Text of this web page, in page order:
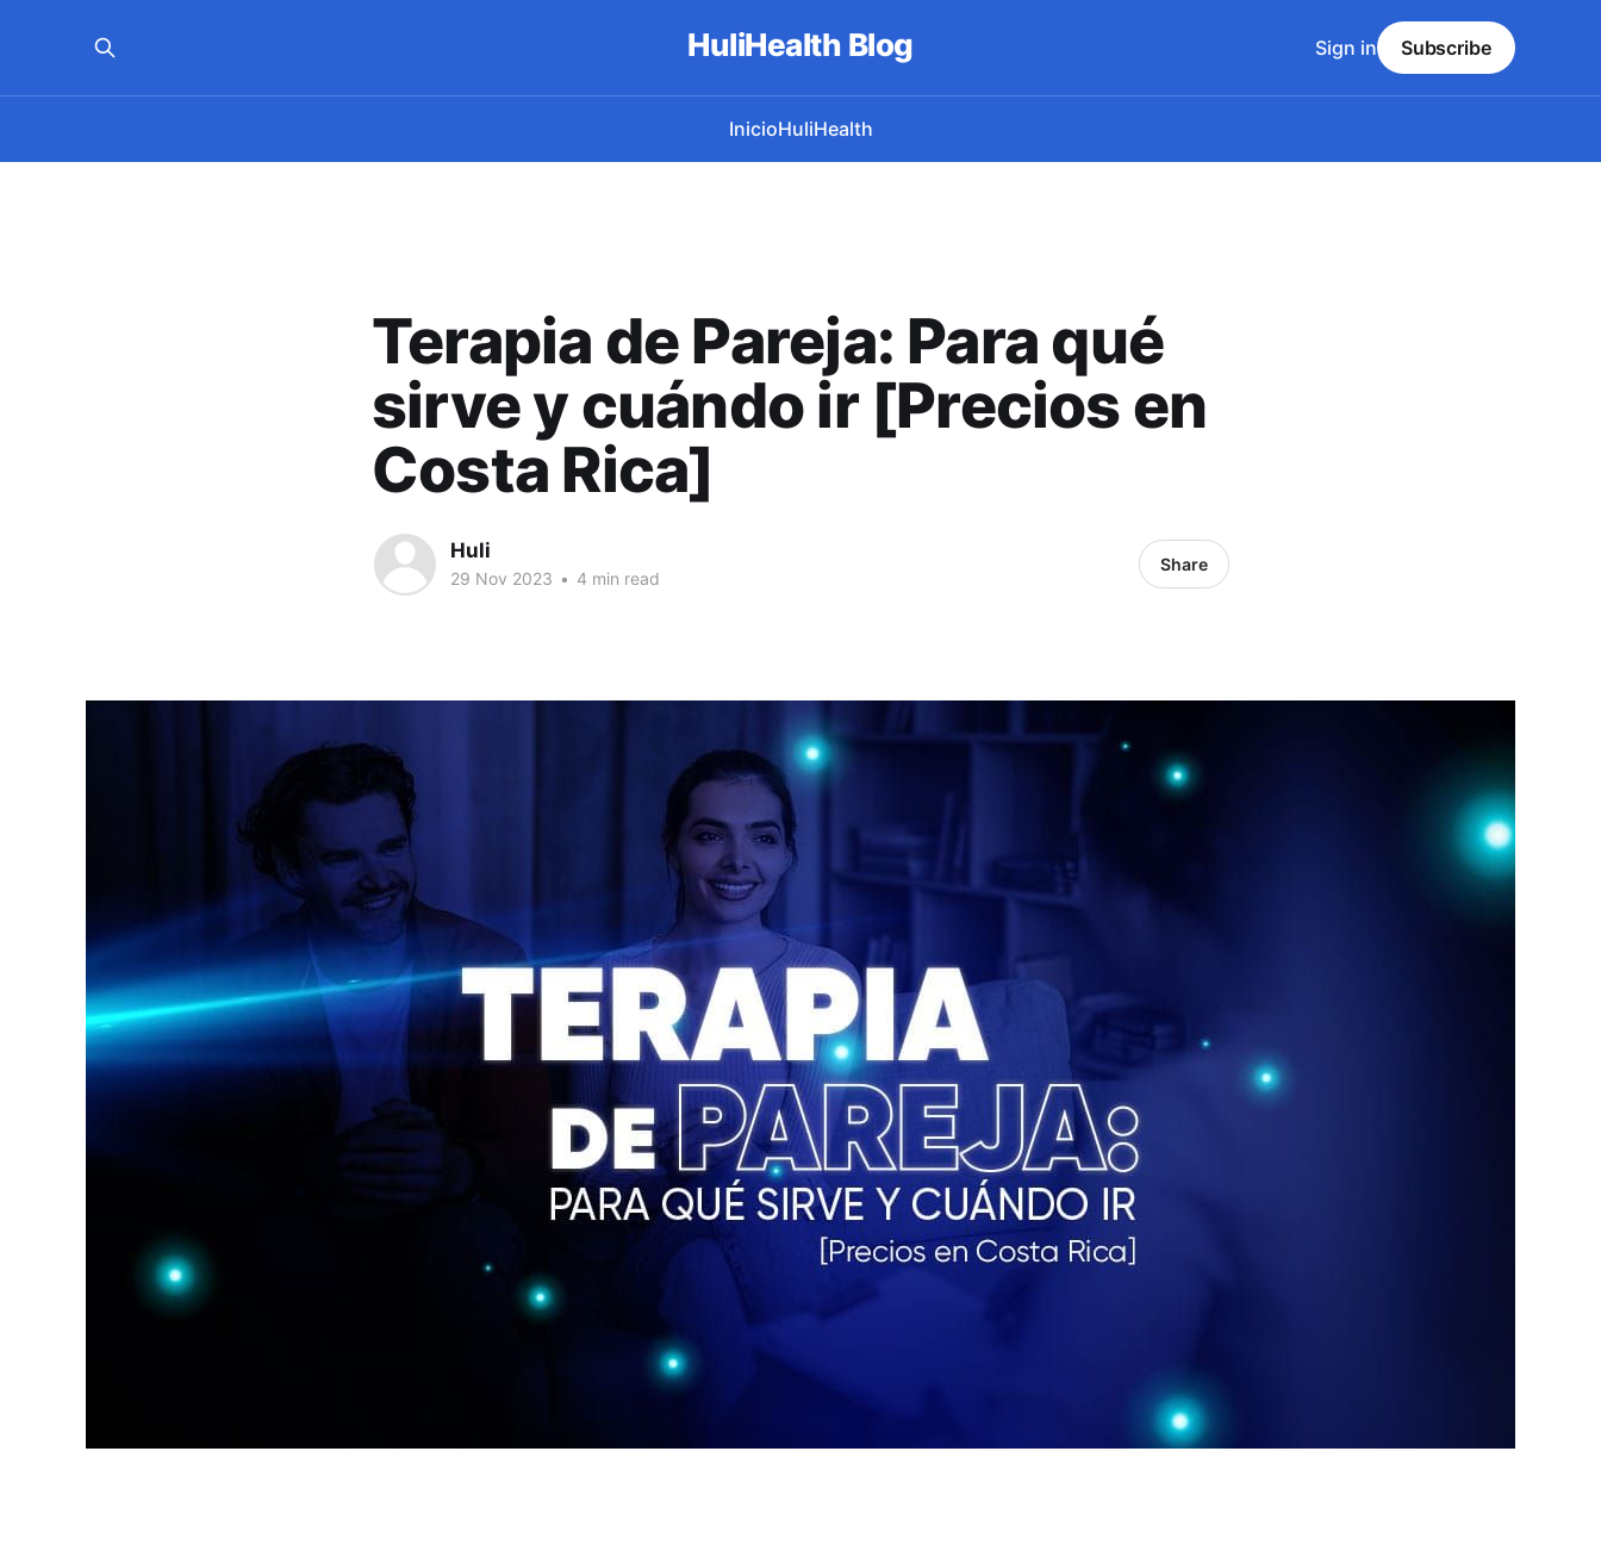
HuliHealth Blog
InicioHuliHealth
Sign in Subscribe
Terapia de Pareja: Para qué
sirve y cuándo ir [Precios en
Costa Rica]
Huli
29 Nov 2023 • 4 min read
Share